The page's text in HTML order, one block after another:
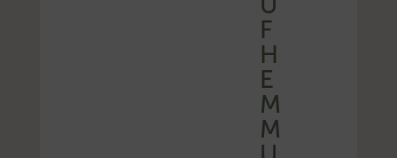
F
H
E
M
M